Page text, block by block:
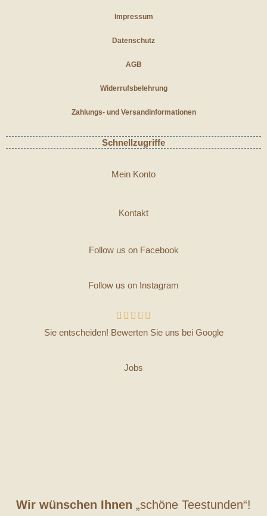
Impressum
Datenschutz
AGB
Widerrufsbelehrung
Zahlungs- und Versandinformationen
Schnellzugriffe
Mein Konto
Kontakt
Follow us on Facebook
Follow us on Instagram
    
Sie entscheiden! Bewerten Sie uns bei Google
Jobs
Wir wünschen Ihnen „schöne Teestunden“!